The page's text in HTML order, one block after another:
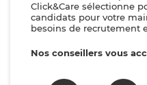
Click&Care sélectionne
candidats pour votre
besoins de recrutement
Nos conseillers vous